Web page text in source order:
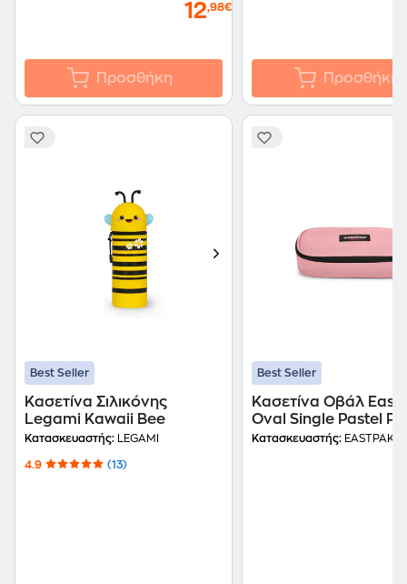
12,98€
Προσθήκη Προσθήκη
Best Seller
Κασετίνα Σιλικόνης
Legami Kawaii Bee
Κατασκευαστής: LEGAMI
4.9 (13)
Best Seller
Κασετίνα Οβάλ
Oval Single Pastel
Κατασκευαστής: EASTPAK